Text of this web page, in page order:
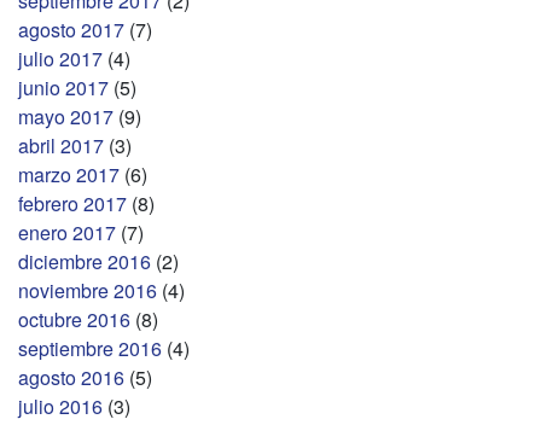
agosto 2017 (7)
julio 2017 (4)
junio 2017 (5)
mayo 2017 (9)
abril 2017 (3)
marzo 2017 (6)
febrero 2017 (8)
enero 2017 (7)
diciembre 2016 (2)
noviembre 2016 (4)
octubre 2016 (8)
septiembre 2016 (4)
agosto 2016 (5)
julio 2016 (3)